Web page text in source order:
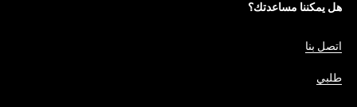
هل يمكننا مساعدتك؟
اتصل بنا
طلبي